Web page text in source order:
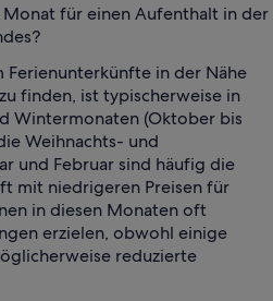
für einen Aufenthalt in der
Ferienunterkünfte in der Nähe
finden, ist typischerweise in
Wintermonaten (Oktober bis
Weihnachts- und
und Februar sind häufig die
mit niedrigeren Preisen für
in diesen Monaten oft
erzielen, obwohl einige
reduzierte